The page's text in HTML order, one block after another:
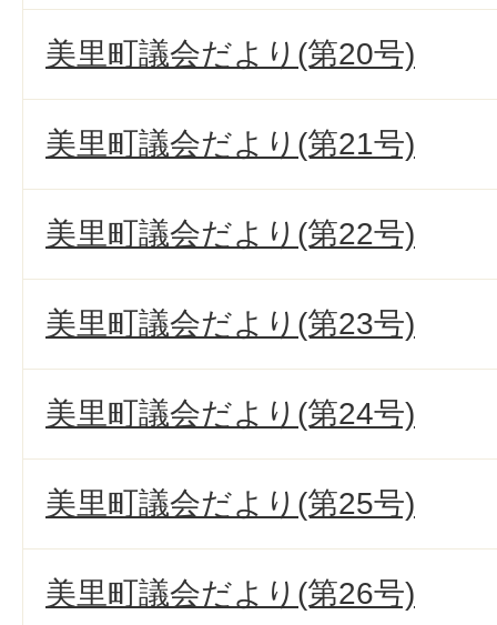
美里町議会だより(第20号)
美里町議会だより(第21号)
美里町議会だより(第22号)
美里町議会だより(第23号)
美里町議会だより(第24号)
美里町議会だより(第25号)
美里町議会だより(第26号)